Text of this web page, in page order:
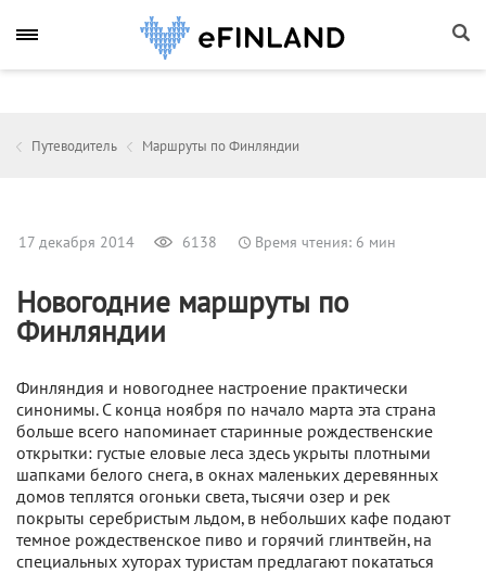
Путеводитель Маршруты по Финляндии
17 декабря 2014 6138 Время чтения: 6 мин
Новогодние маршруты по
Финляндии
Финляндия и новогоднее настроение практически
синонимы. С конца ноября по начало марта эта страна
больше всего напоминает старинные рождественские
открытки: густые еловые леса здесь укрыты плотными
шапками белого снега, в окнах маленьких деревянных
домов теплятся огоньки света, тысячи озер и рек
покрыты серебристым льдом, в небольших кафе подают
темное рождественское пиво и горячий глинтвейн, на
специальных хуторах туристам предлагают покататься